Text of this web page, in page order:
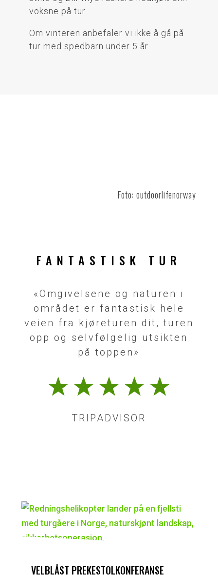
voksne på tur.
Om vinteren anbefaler vi ikke å gå på
tur med spedbarn under 5 år.
Foto: outdoorlifenorway
FANTASTISK TUR
«Omgivelsene og naturen i
området er fantastisk hele
veien fra kjøreturen dit, turen
opp og selvfølgelig utsikten
på toppen»
TRIPADVISOR
VELBLÅST PREKESTOLKONFERANSE